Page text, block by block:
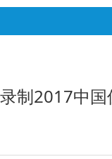
制2017中